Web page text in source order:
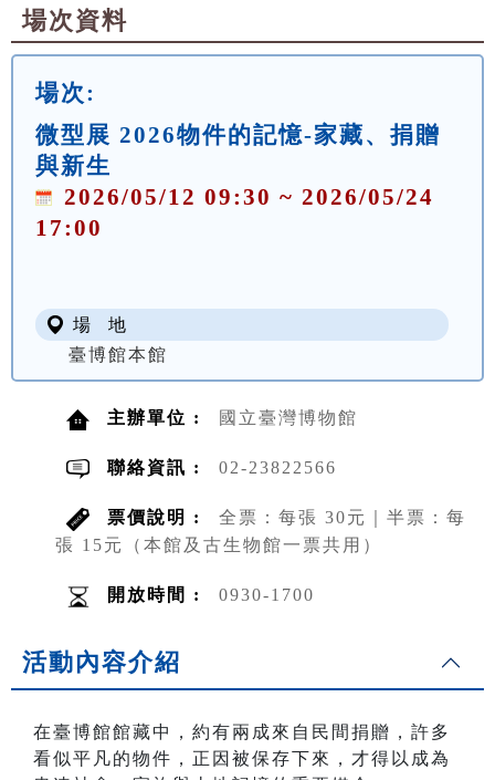
場次資料
場次:
微型展 2026物件的記憶-家藏、捐贈
與新生
2026/05/12 09:30 ~ 2026/05/24
17:00
場 地
臺博館本館
主辦單位 : 國立臺灣博物館
聯絡資訊 : 02-23822566
票價說明 :
全票：每張 30元｜半票：每
張 15元（本館及古生物館一票共用）
開放時間 : 0930-1700
活動內容介紹
在臺博館館藏中，約有兩成來自民間捐贈，許多
看似平凡的物件，正因被保存下來，才得以成為